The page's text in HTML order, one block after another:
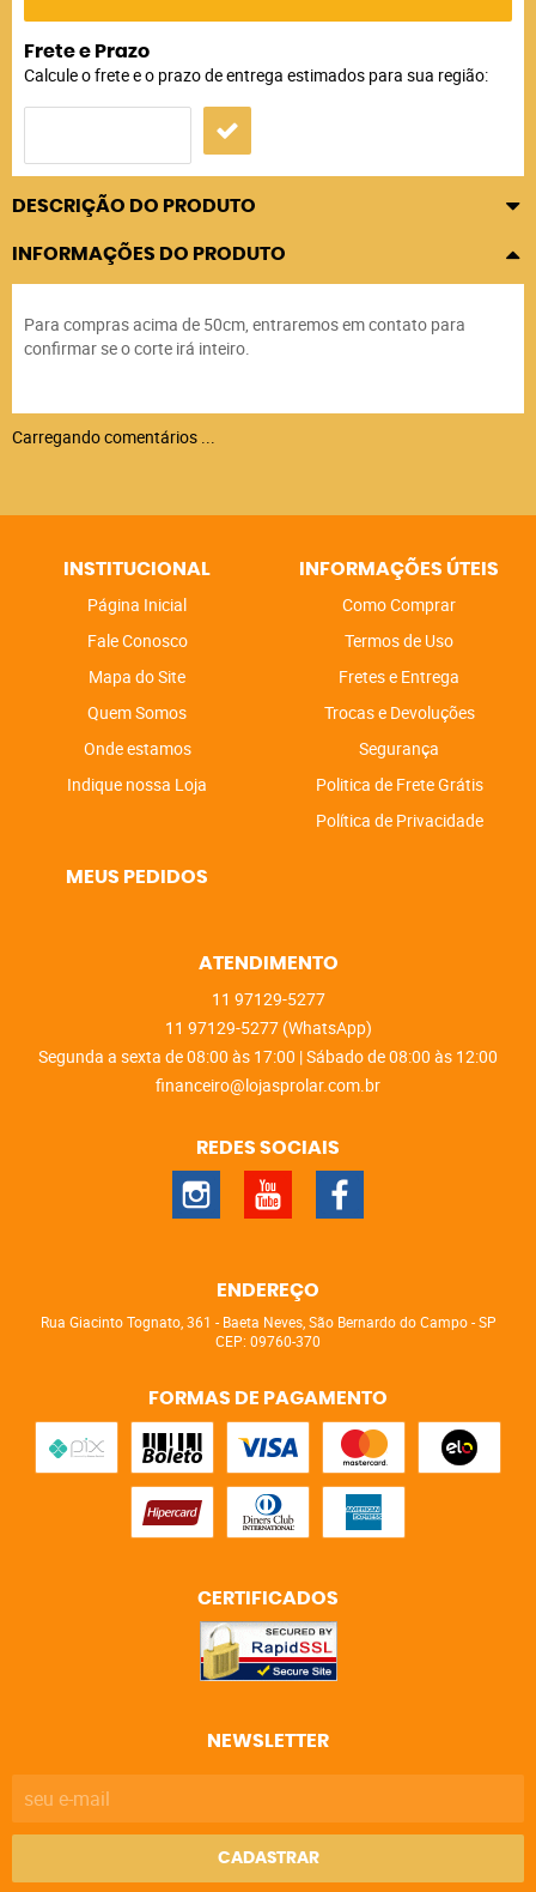
Frete e Prazo
Calcule o frete e o prazo de entrega estimados para sua região:
DESCRIÇÃO DO PRODUTO
INFORMAÇÕES DO PRODUTO
Para compras acima de 50cm, entraremos em contato para
confirmar se o corte irá inteiro.
Carregando comentários ...
INSTITUCIONAL
Página Inicial
Fale Conosco
Mapa do Site
Quem Somos
Onde estamos
Indique nossa Loja
INFORMAÇÕES ÚTEIS
Como Comprar
Termos de Uso
Fretes e Entrega
Trocas e Devoluções
Segurança
Politica de Frete Grátis
Política de Privacidade
MEUS PEDIDOS
ATENDIMENTO
11 97129-5277
11 97129-5277 (WhatsApp)
Segunda a sexta de 08:00 às 17:00 | Sábado de 08:00 às 12:00
financeiro@lojasprolar.com.br
REDES SOCIAIS
ENDEREÇO
Rua Giacinto Tognato, 361 - Baeta Neves, São Bernardo do Campo-SP
CEP: 09760-370
FORMAS DE PAGAMENTO
CERTIFICADOS
NEWSLETTER
CADASTRAR